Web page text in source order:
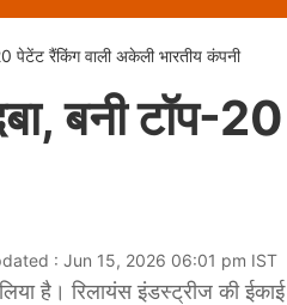
पेटेंट रैंकिंग वाली अकेली भारतीय कंपनी
बनी टॉप-
: Jun 15, 2026 06:01 pm IST
है। रिलायंस इंडस्ट्रीज की